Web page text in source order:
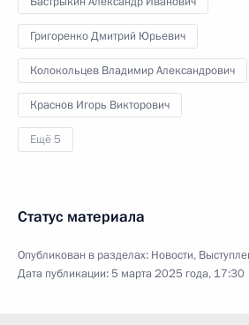
Григоренко Дмитрий Юрьевич
Колокольцев Владимир Александрович
Краснов Игорь Викторович
Ещё 5
Статус материала
Опубликован в разделах: Новости,
Дата публикации:5 марта 2025 года, 17:30